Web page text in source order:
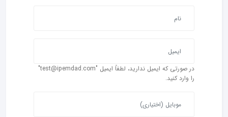
در صورتی که ایمیل ندارید، لطفاً ایمیل "test@ipemdad.com"
را وارد کنید.